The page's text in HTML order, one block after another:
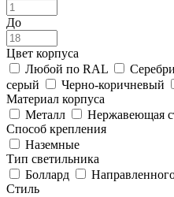
До
Цвет корпуса
Любой по RAL
серый
Черно-коричневый
Материал корпуса
Металл
Нержавеющая
Способ крепления
Наземные
Тип светильника
Боллард
Стиль